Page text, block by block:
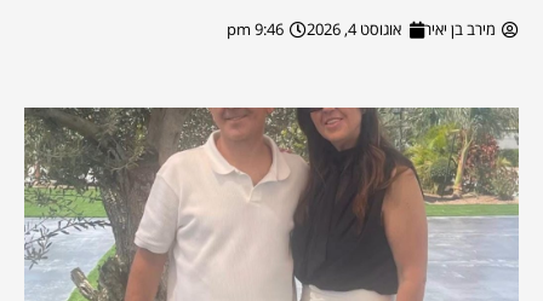
מירב בן יאיר אוגוסט 4, 2026 9:46 pm